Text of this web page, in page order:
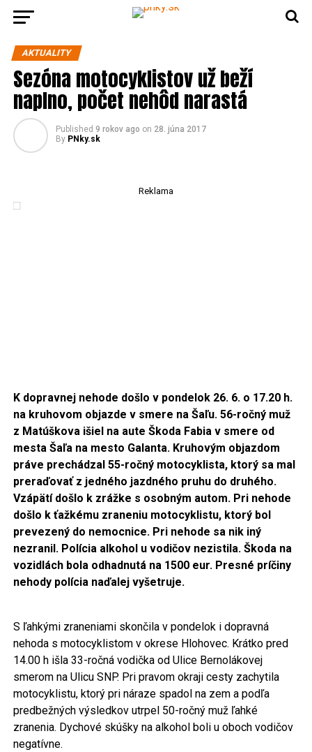
AKTUALITY
Sezóna motocyklistov už beží
naplno, počet nehôd narastá
Published 9 rokov ago on 28. júna 2017
By PNky.sk
Reklama
K dopravnej nehode došlo v pondelok 26. 6. o 17.20 h.
na kruhovom objazde v smere na Šaľu. 56-ročný muž
z Matúškova išiel na aute Škoda Fabia v smere od
mesta Šaľa na mesto Galanta. Kruhovým objazdom
práve prechádzal 55-ročný motocyklista, ktorý sa mal
preraďovať z jedného jazdného pruhu do druhého.
Vzápätí došlo k zrážke s osobným autom. Pri nehode
došlo k ťažkému zraneniu motocyklistu, ktorý bol
prevezený do nemocnice. Pri nehode sa nik iný
nezranil. Polícia alkohol u vodičov nezistila. Škoda na
vozidlách bola odhadnutá na 1500 eur. Presné príčiny
nehody polícia naďalej vyšetruje.
S ľahkými zraneniami skončila v pondelok i dopravná
nehoda s motocyklistom v okrese Hlohovec. Krátko pred
14.00 h išla 33-ročná vodička od Ulice Bernolákovej
smerom na Ulicu SNP. Pri pravom okraji cesty zachytila
motocyklistu, ktorý pri náraze spadol na zem a podľa
predbežných výsledkov utrpel 50-ročný muž ľahké
zranenia. Dychové skúšky na alkohol boli u oboch vodičov
negatívne.